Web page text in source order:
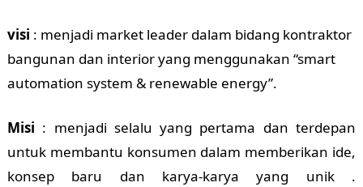
visi : menjadi market leader dalam bidang kontraktor
bangunan dan interior yang menggunakan “smart
automation system & renewable energy”.
Misi : menjadi selalu yang pertama dan terdepan
untuk membantu konsumen dalam memberikan ide,
konsep baru dan karya-karya yang unik .